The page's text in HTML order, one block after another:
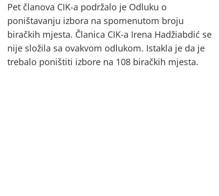
Pet članova CIK-a podržalo je Odluku o
poništavanju izbora na spomenutom broju
biračkih mjesta. Članica CIK-a Irena Hadžiabdić se
nije složila sa ovakvom odlukom. Istakla je da je
trebalo poništiti izbore na 108 biračkih mjesta.